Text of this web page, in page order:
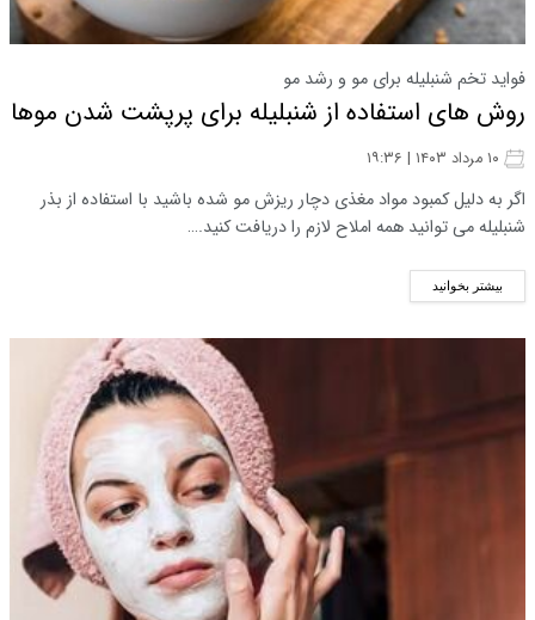
فواید تخم شنبلیله برای مو و رشد مو
روش های استفاده از شنبلیله برای پرپشت شدن موها
اگر به دلیل کمبود مواد مغذی دچار ریزش مو شده باشید با استفاده از بذر
شنبلیله می توانید همه املاح لازم را دریافت کنید.…
بیشتر بخوانید